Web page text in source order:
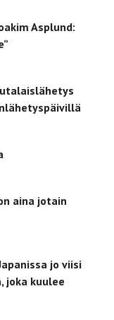
Asplund:
aina jotain
jo viisi
joka kuulee